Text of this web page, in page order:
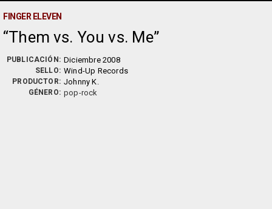
FINGER ELEVEN
Them vs. You vs. Me
PUBLICACIÓN: Diciembre 2008
SELLO: Wind-Up Records
PRODUCTOR: Johnny K.
GÉNERO: pop-rock